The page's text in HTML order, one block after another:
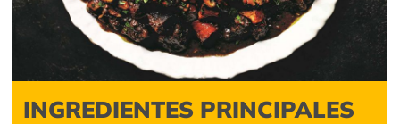
INGREDIENTES PRINCIPALES